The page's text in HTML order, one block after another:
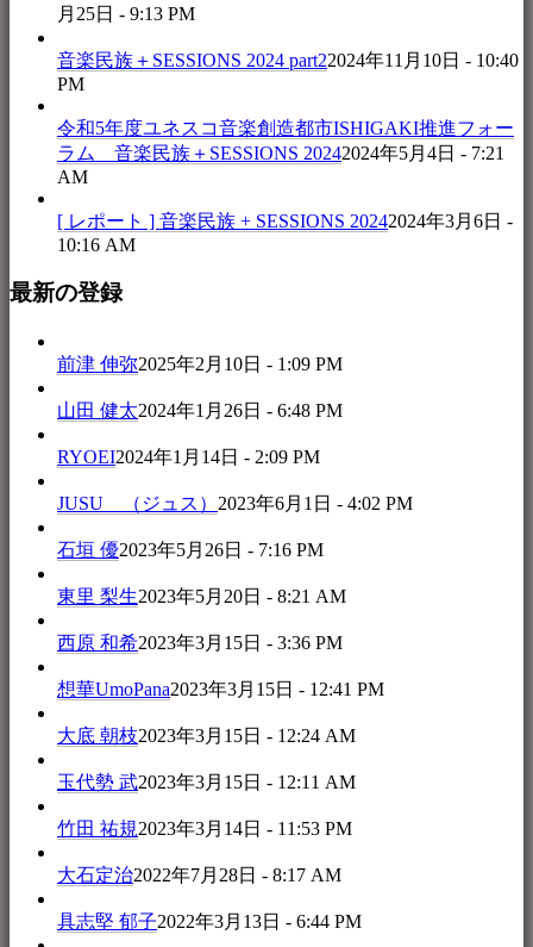
月25日 - 9:13 PM
音楽民族＋SESSIONS 2024 part22024年11月10日 - 10:40
PM
令和5年度ユネスコ音楽創造都市ISHIGAKI推進フォー
ラム 音楽民族＋SESSIONS 20242024年5月4日 - 7:21
AM
[ レポート ] 音楽民族 + SESSIONS 20242024年3月6日 -
10:16 AM
最新の登録
前津 伸弥2025年2月10日 - 1:09 PM
山田 健太2024年1月26日 - 6:48 PM
RYOEI2024年1月14日 - 2:09 PM
JUSU （ジュス） 2023年6月1日 - 4:02 PM
石垣 優2023年5月26日 - 7:16 PM
東里 梨生2023年5月20日 - 8:21 AM
西原 和希2023年3月15日 - 3:36 PM
想華UmoPana2023年3月15日 - 12:41 PM
大底 朝枝2023年3月15日 - 12:24 AM
玉代勢 武2023年3月15日 - 12:11 AM
竹田 祐規2023年3月14日 - 11:53 PM
大石定治2022年7月28日 - 8:17 AM
具志堅 郁子2022年3月13日 - 6:44 PM